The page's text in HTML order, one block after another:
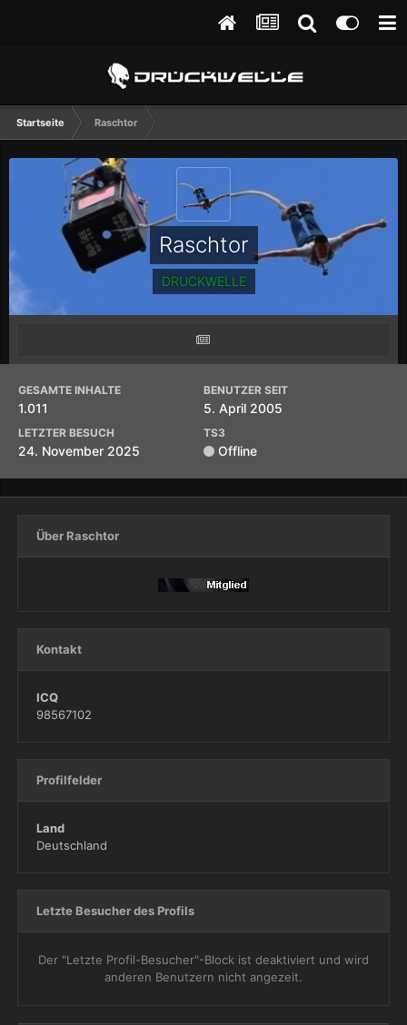
Startseite Raschtor
Raschtor
DRUCKWELLE
GESAMTE INHALTE
1.011
BENUTZER SEIT
5. April 2005
LETZTER BESUCH
24. November 2025
TS3
Offline
Über Raschtor
Kontakt
ICQ
98567102
Profilfelder
Land
Deutschland
Letzte Besucher des Profils
Der "Letzte Profil-Besucher"-Block ist deaktiviert und wird
anderen Benutzern nicht angezeit.